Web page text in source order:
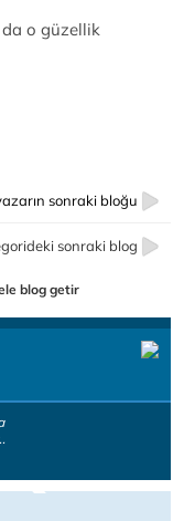
da o güzellik
sonraki bloğu
sonraki blog
blog getir